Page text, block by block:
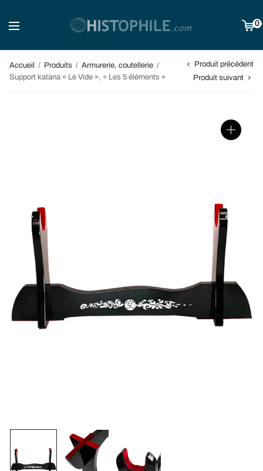
0
Accueil / Produits / Armurerie, coutellerie /
Support katana « Le Vide », « Les 5 éléments »
Produit précédent
Produit suivant